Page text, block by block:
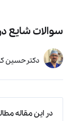
سوالات شایع
دکترحسین
در این مقاله